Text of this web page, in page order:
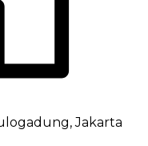
Jakarta